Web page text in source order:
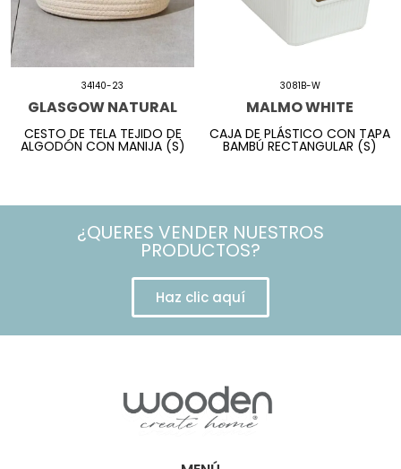
34140-23
GLASGOW NATURAL
CESTO DE TELA TEJIDO DE
ALGODÓN CON MANIJA (S)
3081B-W
MALMO WHITE
CAJA DE PLÁSTICO CON TAPA
BAMBÚ RECTANGULAR (S)
¿QUERES VENDER NUESTROS
PRODUCTOS?
Haz clic aquí